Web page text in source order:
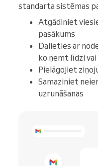
standarta sistēmas
Atgādiniet
pasākums
Dalieties ar
ko ņemt līdzi
Pielāgojiet
Samaziniet
uzrunāšanas